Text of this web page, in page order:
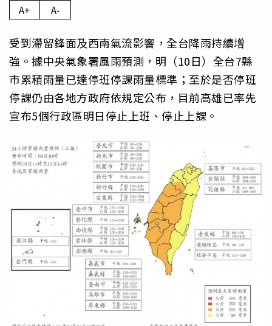
A+ A-
受到滯留鋒面及西南氣流影響，全台降雨持續增
強。據中央氣象署風雨預測，明（10日）全台7縣
市累積雨量已達停班停課雨量標準；至於是否停班
停課仍由各地方政府依規定公布，目前高雄已率先
宣布5個行政區明日停止上班、停止上課。